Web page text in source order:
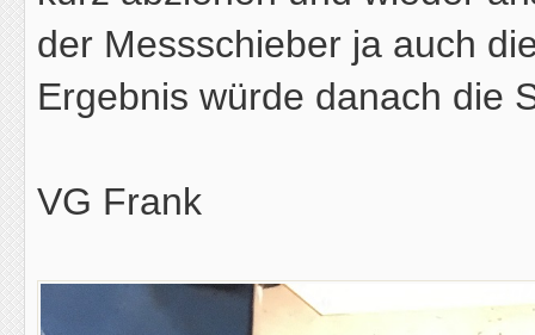
der Messschieber ja auch
Ergebnis würde danach die
VG Frank